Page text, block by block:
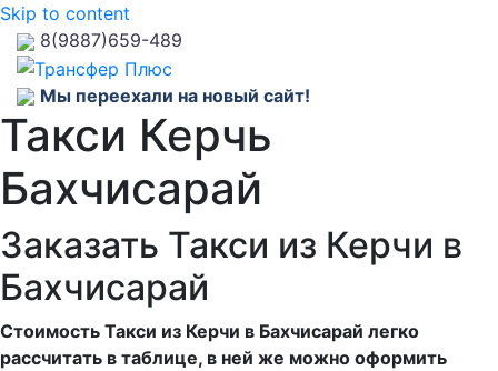
Skip to content
8(9887)659-489
Мы переехали на новый сайт!
Такси Керчь
Бахчисарай
Заказать Такси из Керчи в
Бахчисарай
Стоимость Такси из Керчи в Бахчисарай легко
рассчитать в таблице, в ней же можно оформить